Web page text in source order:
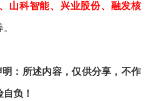
山科智能、兴业股份、融发核
：所述内容，仅供分享，不作
负！